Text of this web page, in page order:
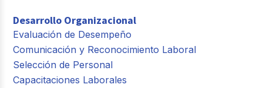
Desarrollo Organizacional
Evaluación de Desempeño
Comunicación y Reconocimiento Laboral
Selección de Personal
Capacitaciones Laborales